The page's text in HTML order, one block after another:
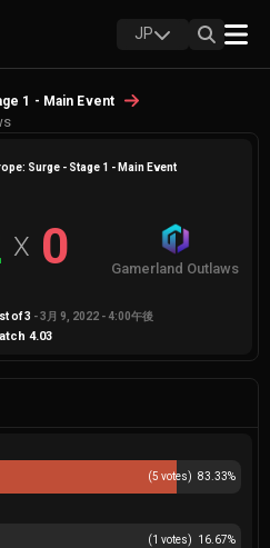
JP
1 - Main Event
Surge - Stage 1 - Main Event
X 0 Gamerland Outlaws
of3 - 3月 9, 2022 - 4:00午後
4.03
(5 votes) 83.33%
(1 votes) 16.67%